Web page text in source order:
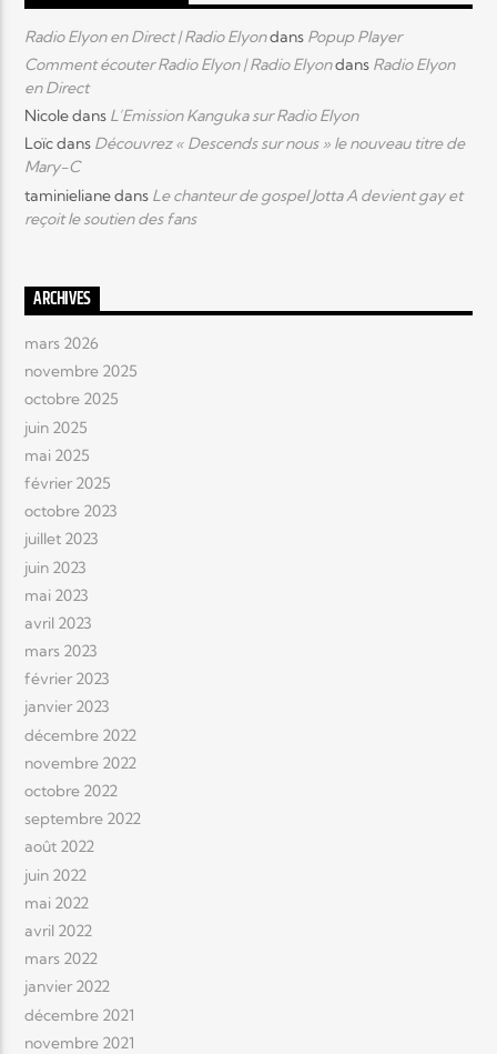
Radio Elyon en Direct | Radio Elyondans Popup Player
Comment écouter Radio Elyon | Radio Elyondans Radio Elyon
en Direct
Nicoledans L’Emission Kanguka sur Radio Elyon
Loïcdans Découvrez « Descends sur nous » le nouveau titre de
Mary-C
taminielianedans Le chanteur de gospel Jotta A devient gay et
reçoit le soutien des fans
ARCHIVES
mars 2026
novembre 2025
octobre 2025
juin 2025
mai 2025
février 2025
octobre 2023
juillet 2023
juin 2023
mai 2023
avril 2023
mars 2023
février 2023
janvier 2023
décembre 2022
novembre 2022
octobre 2022
septembre 2022
août 2022
juin 2022
mai 2022
avril 2022
mars 2022
janvier 2022
décembre 2021
novembre 2021